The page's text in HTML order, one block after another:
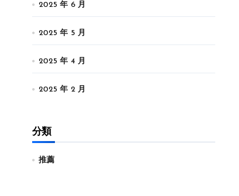
2025 年 6 月
2025 年 5 月
2025 年 4 月
2025 年 2 月
分類
推薦